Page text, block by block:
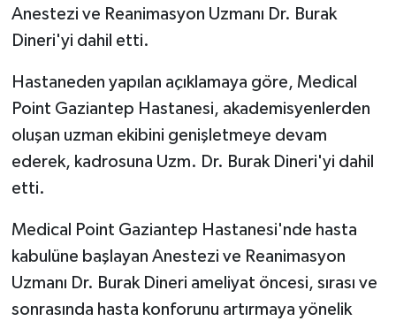
Anestezi ve Reanimasyon Uzmanı Dr. Burak
Dineri'yi dahil etti.
Hastaneden yapılan açıklamaya göre, Medical
Point Gaziantep Hastanesi, akademisyenlerden
oluşan uzman ekibini genişletmeye devam
ederek, kadrosuna Uzm. Dr. Burak Dineri'yi dahil
etti.
Medical Point Gaziantep Hastanesi'nde hasta
kabulüne başlayan Anestezi ve Reanimasyon
Uzmanı Dr. Burak Dineri ameliyat öncesi, sırası ve
sonrasında hasta konforunu artırmaya yönelik
İş Dünyası
Kadın
Otomobil
POLİTİKA